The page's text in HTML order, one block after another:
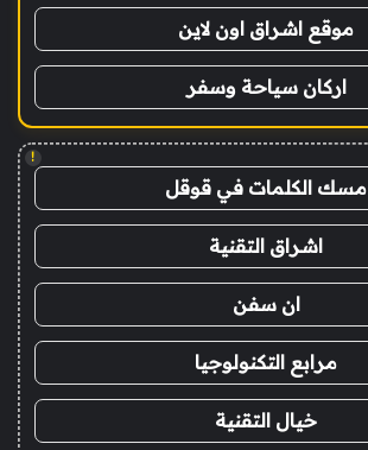
موقع اشراق اون لاين
اركان سياحة وسفر
!
مسك الكلمات في قوقل
اشراق التقنية
ان سفن
مرابع التكنولوجيا
خيال التقنية